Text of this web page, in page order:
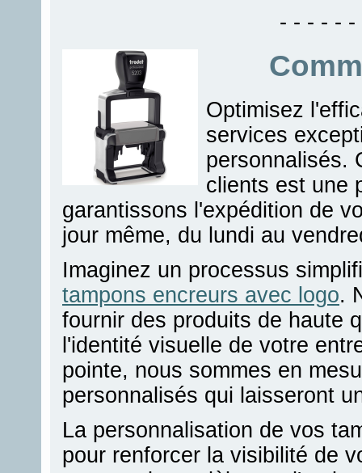
- - - - -
Optimisez
services
personnalisés.
clients est une
garantissons l'expédition de
jour même, du lundi au
Imaginez un processus
tampons encreurs avec logo.
fournir des produits de haute
l'identité visuelle de votre
pointe, nous sommes en
personnalisés qui laisseront
La personnalisation de vos
pour renforcer la visibilité de